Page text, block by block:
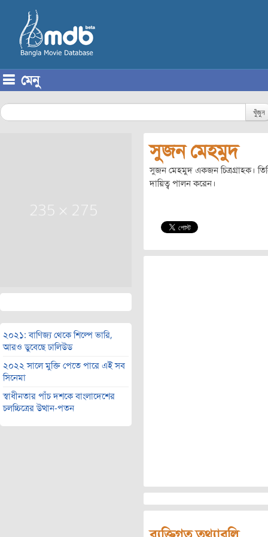
মেনু
খুঁজুন
২০২১: বাণিজ্য থেকে শিল্পে ভারি,
আরও ডুবেছে ঢালিউড
২০২২ সালে মুক্তি পেতে পারে এই সব
সিনেমা
স্বাধীনতার পাঁচ দশকে বাংলাদেশের
চলচ্চিত্রের উত্থান-পতন
সুজন মেহমুদ
সুজন মেহমুদ একজন চিত্রগ্রাহক।
দায়িত্ব পালন করেন।